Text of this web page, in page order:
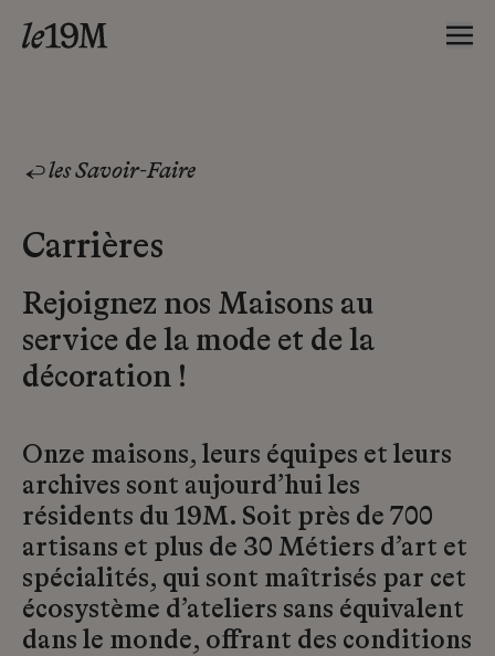
les Savoir-Faire
Carrières
Rejoignez nos Maisons au
service de la mode et de la
décoration !
Onze maisons, leurs équipes et leurs
archives sont aujourd’hui les
résidents du 19M. Soit près de 700
artisans et plus de 30 Métiers d’art et
spécialités, qui sont maîtrisés par cet
écosystème d’ateliers sans équivalent
dans le monde, offrant des conditions